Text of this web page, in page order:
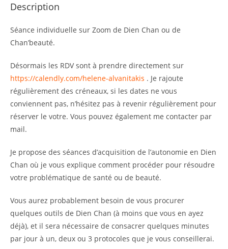
Chan'beauté
Description
Séance individuelle sur Zoom de Dien Chan ou de
Chan’beauté.
Désormais les RDV sont à prendre directement sur
https://calendly.com/helene-alvanitakis . Je rajoute
régulièrement des créneaux, si les dates ne vous
conviennent pas, n’hésitez pas à revenir régulièrement pour
réserver le votre. Vous pouvez également me contacter par
mail.
Je propose des séances d’acquisition de l’autonomie en Dien
Chan où je vous explique comment procéder pour résoudre
votre problématique de santé ou de beauté.
Vous aurez probablement besoin de vous procurer
quelques outils de Dien Chan (à moins que vous en ayez
déjà), et il sera nécessaire de consacrer quelques minutes
par jour à un, deux ou 3 protocoles que je vous conseillerai.